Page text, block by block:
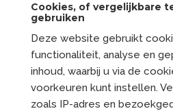
Cookies, of vergelijkbare
gebruiken
Deze website gebruikt
functionaliteit, analyse en
inhoud, waarbij u via de
voorkeuren kunt instellen.
zoals IP-adres en